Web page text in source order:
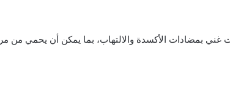
غني بمضادات الأكسدة والالتهاب، بما يمكن أن يحمي